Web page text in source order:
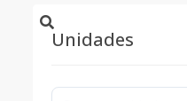
Unidades